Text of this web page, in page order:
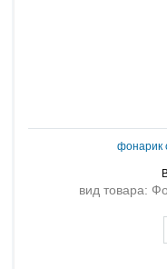
фонарик
вид товара: